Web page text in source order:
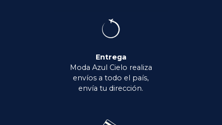
Entrega
Moda Azul Cielo realiza
envíos a todo el país,
envía tu dirección.